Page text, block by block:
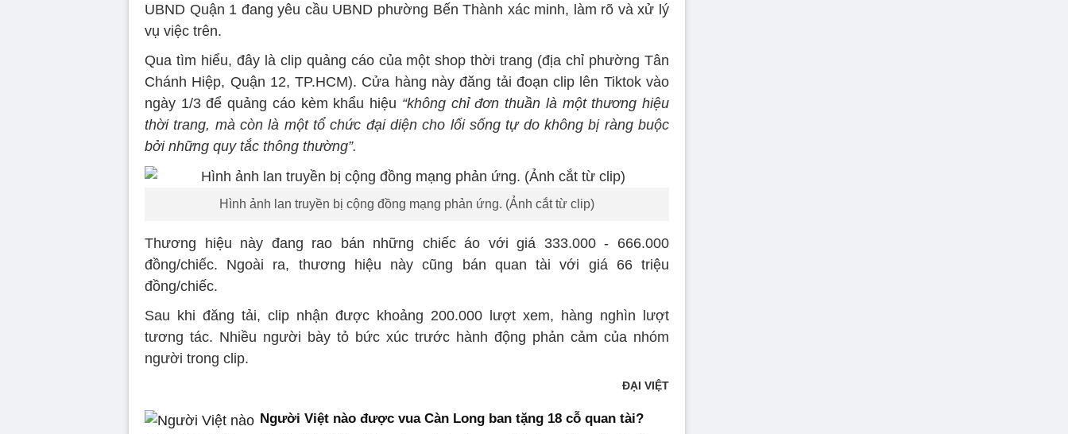
UBND Quận 1 đang yêu cầu UBND phường Bến Thành xác minh, làm rõ và xử lý
vụ việc trên.
Qua tìm hiểu, đây là clip quảng cáo của một shop thời trang (địa chỉ phường Tân
Chánh Hiệp, Quận 12, TP.HCM). Cửa hàng này đăng tải đoạn clip lên Tiktok vào
ngày 1/3 để quảng cáo kèm khẩu hiệu “không chỉ đơn thuần là một thương hiệu
thời trang, mà còn là một tổ chức đại diện cho lối sống tự do không bị ràng buộc
bởi những quy tắc thông thường”.
Hình ảnh lan truyền bị cộng đồng mạng phản ứng. (Ảnh cắt từ clip)
Thương hiệu này đang rao bán những chiếc áo với giá 333.000 - 666.000
đồng/chiếc. Ngoài ra, thương hiệu này cũng bán quan tài với giá 66 triệu
đồng/chiếc.
Sau khi đăng tải, clip nhận được khoảng 200.000 lượt xem, hàng nghìn lượt
tương tác. Nhiều người bày tỏ bức xúc trước hành động phản cảm của nhóm
người trong clip.
ĐẠI VIỆT
Người Việt nào được vua Càn Long ban tặng 18 cỗ quan tài?